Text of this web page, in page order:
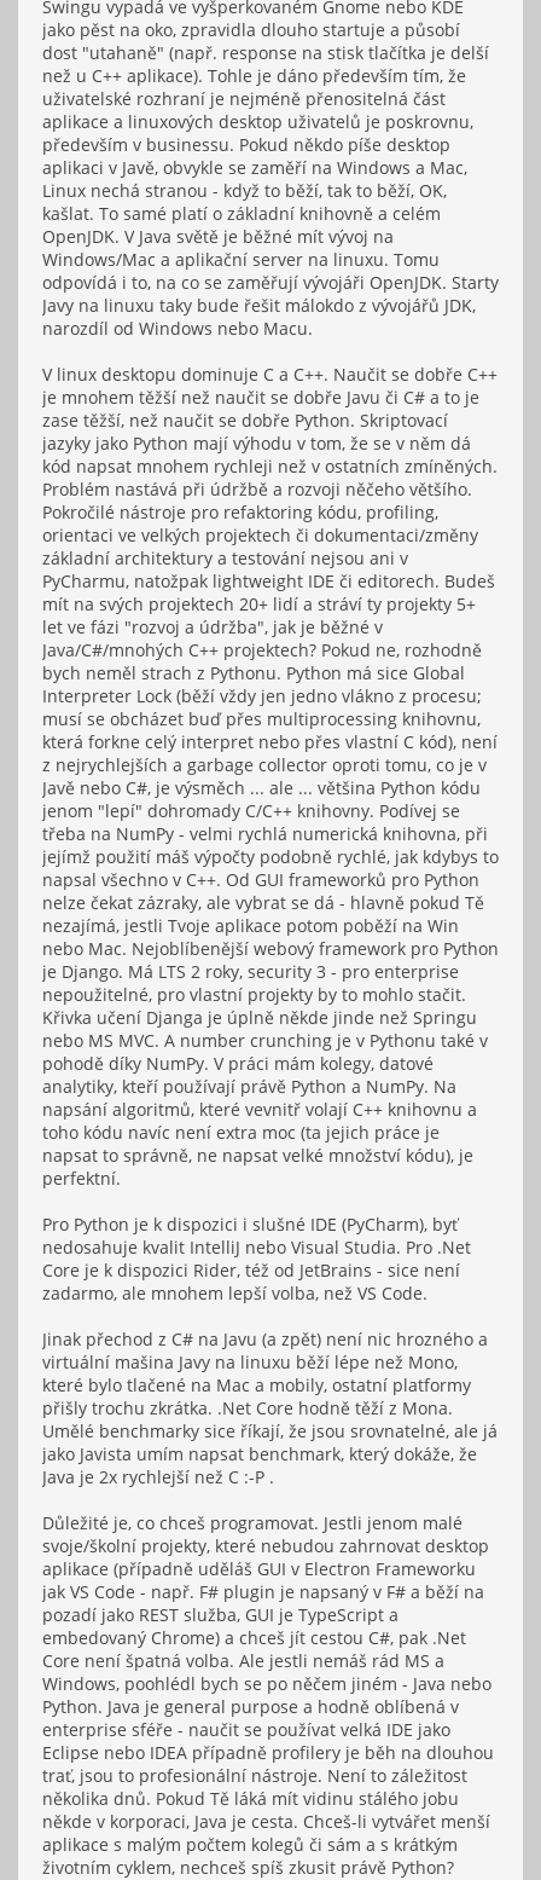
Swingu vypadá ve vyšperkovaném Gnome nebo KDE
jako pěst na oko, zpravidla dlouho startuje a působí
dost "utahaně" (např. response na stisk tlačítka je delší
než u C++ aplikace). Tohle je dáno především tím, že
uživatelské rozhraní je nejméně přenositelná část
aplikace a linuxových desktop uživatelů je poskrovnu,
především v businessu. Pokud někdo píše desktop
aplikaci v Javě, obvykle se zaměří na Windows a Mac,
Linux nechá stranou - když to běží, tak to běží, OK,
kašlat. To samé platí o základní knihovně a celém
OpenJDK. V Java světě je běžné mít vývoj na
Windows/Mac a aplikační server na linuxu. Tomu
odpovídá i to, na co se zaměřují vývojáři OpenJDK. Starty
Javy na linuxu taky bude řešit málokdo z vývojářů JDK,
narozdíl od Windows nebo Macu.
V linux desktopu dominuje C a C++. Naučit se dobře C++
je mnohem těžší než naučit se dobře Javu či C# a to je
zase těžší, než naučit se dobře Python. Skriptovací
jazyky jako Python mají výhodu v tom, že se v něm dá
kód napsat mnohem rychleji než v ostatních zmíněných.
Problém nastává při údržbě a rozvoji něčeho většího.
Pokročilé nástroje pro refaktoring kódu, profiling,
orientaci ve velkých projektech či dokumentaci/změny
základní architektury a testování nejsou ani v
PyCharmu, natožpak lightweight IDE či editorech. Budeš
mít na svých projektech 20+ lidí a stráví ty projekty 5+
let ve fázi "rozvoj a údržba", jak je běžné v
Java/C#/mnohých C++ projektech? Pokud ne, rozhodně
bych neměl strach z Pythonu. Python má sice Global
Interpreter Lock (běží vždy jen jedno vlákno z procesu;
musí se obcházet buď přes multiprocessing knihovnu,
která forkne celý interpret nebo přes vlastní C kód), není
z nejrychlejších a garbage collector oproti tomu, co je v
Javě nebo C#, je výsměch ... ale ... většina Python kódu
jenom "lepí" dohromady C/C++ knihovny. Podívej se
třeba na NumPy - velmi rychlá numerická knihovna, při
jejímž použití máš výpočty podobně rychlé, jak kdybys to
napsal všechno v C++. Od GUI frameworků pro Python
nelze čekat zázraky, ale vybrat se dá - hlavně pokud Tě
nezajímá, jestli Tvoje aplikace potom poběží na Win
nebo Mac. Nejoblíbenější webový framework pro Python
je Django. Má LTS 2 roky, security 3 - pro enterprise
nepoužitelné, pro vlastní projekty by to mohlo stačit.
Křivka učení Djanga je úplně někde jinde než Springu
nebo MS MVC. A number crunching je v Pythonu také v
pohodě díky NumPy. V práci mám kolegy, datové
analytiky, kteří používají právě Python a NumPy. Na
napsání algoritmů, které vevnitř volají C++ knihovnu a
toho kódu navíc není extra moc (ta jejich práce je
napsat to správně, ne napsat velké množství kódu), je
perfektní.
Pro Python je k dispozici i slušné IDE (PyCharm), byť
nedosahuje kvalit IntelliJ nebo Visual Studia. Pro .Net
Core je k dispozici Rider, též od JetBrains - sice není
zadarmo, ale mnohem lepší volba, než VS Code.
Jinak přechod z C# na Javu (a zpět) není nic hrozného a
virtuální mašina Javy na linuxu běží lépe než Mono,
které bylo tlačené na Mac a mobily, ostatní platformy
přišly trochu zkrátka. .Net Core hodně těží z Mona.
Umělé benchmarky sice říkají, že jsou srovnatelné, ale já
jako Javista umím napsat benchmark, který dokáže, že
Java je 2x rychlejší než C :-P .
Důležité je, co chceš programovat. Jestli jenom malé
svoje/školní projekty, které nebudou zahrnovat desktop
aplikace (případně uděláš GUI v Electron Frameworku
jak VS Code - např. F# plugin je napsaný v F# a běží na
pozadí jako REST služba, GUI je TypeScript a
embedovaný Chrome) a chceš jít cestou C#, pak .Net
Core není špatná volba. Ale jestli nemáš rád MS a
Windows, poohlédl bych se po něčem jiném - Java nebo
Python. Java je general purpose a hodně oblíbená v
enterprise sféře - naučit se používat velká IDE jako
Eclipse nebo IDEA případně profilery je běh na dlouhou
trať, jsou to profesionální nástroje. Není to záležitost
několika dnů. Pokud Tě láká mít vidinu stálého jobu
někde v korporaci, Java je cesta. Chceš-li vytvářet menší
aplikace s malým počtem kolegů či sám a s krátkým
životním cyklem, nechceš spíš zkusit právě Python?